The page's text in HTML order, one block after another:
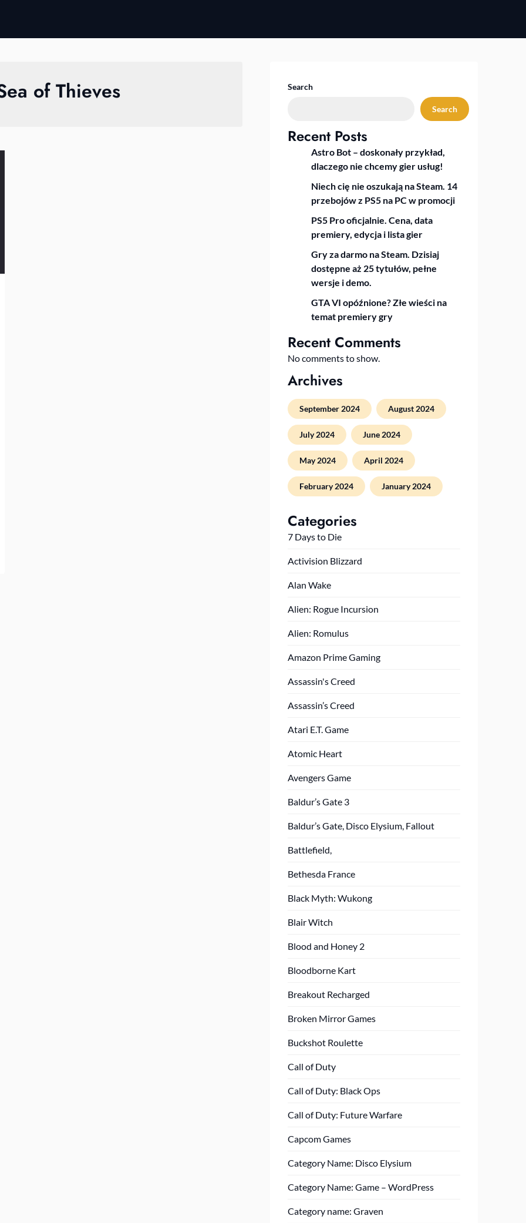
of Thieves Search
Search
Recent Posts
Astro Bot – doskonały przykład,
dlaczego nie chcemy gier usług!
Niech cię nie oszukają na Steam. 14
przebojów z PS5 na PC w promocji
PS5 Pro oficjalnie. Cena, data
premiery, edycja i lista gier
Gry za darmo na Steam. Dzisiaj
dostępne aż 25 tytułów, pełne
wersje i demo.
GTA VI opóźnione? Złe wieści na
temat premiery gry
Recent Comments
No comments to show.
Archives
September 2024 August 2024
July 2024 June 2024
May 2024 April 2024
February 2024 January 2024
Categories
7 Days to Die
Activision Blizzard
Alan Wake
Alien: Rogue Incursion
Alien: Romulus
Amazon Prime Gaming
Assassin's Creed
Assassin’s Creed
Atari E.T. Game
Atomic Heart
Avengers Game
Baldur’s Gate 3
Baldur’s Gate, Disco Elysium, Fallout
Battlefield,
Bethesda France
Black Myth: Wukong
Blair Witch
Blood and Honey 2
Bloodborne Kart
Breakout Recharged
Broken Mirror Games
Buckshot Roulette
Call of Duty
Call of Duty: Black Ops
Call of Duty: Future Warfare
Capcom Games
Category Name: Disco Elysium
Category Name: Game – WordPress
Category name: Graven